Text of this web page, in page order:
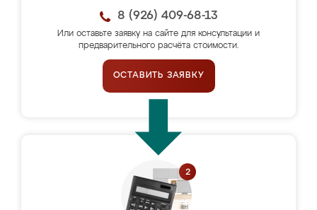
8 (926) 409-68-13
Или оставьте заявку на сайте для консультации и
предварительного расчёта стоимости.
ОСТАВИТЬ ЗАЯВКУ